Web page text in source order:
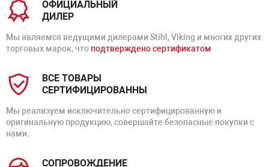
ОФИЦИАЛЬНЫЙ
ДИЛЕР
Мы являемся ведущими дилерами Stihl, Viking и многих других
торговых марок, что подтверждено сертификатом
ВСЕ ТОВАРЫ
СЕРТИФИЦИРОВАННЫ
Мы реализуем исключительно сертифицированную и
оригинальную продукцию, совершайте безопасные покупки с
нами.
СОПРОВОЖДЕНИЕ